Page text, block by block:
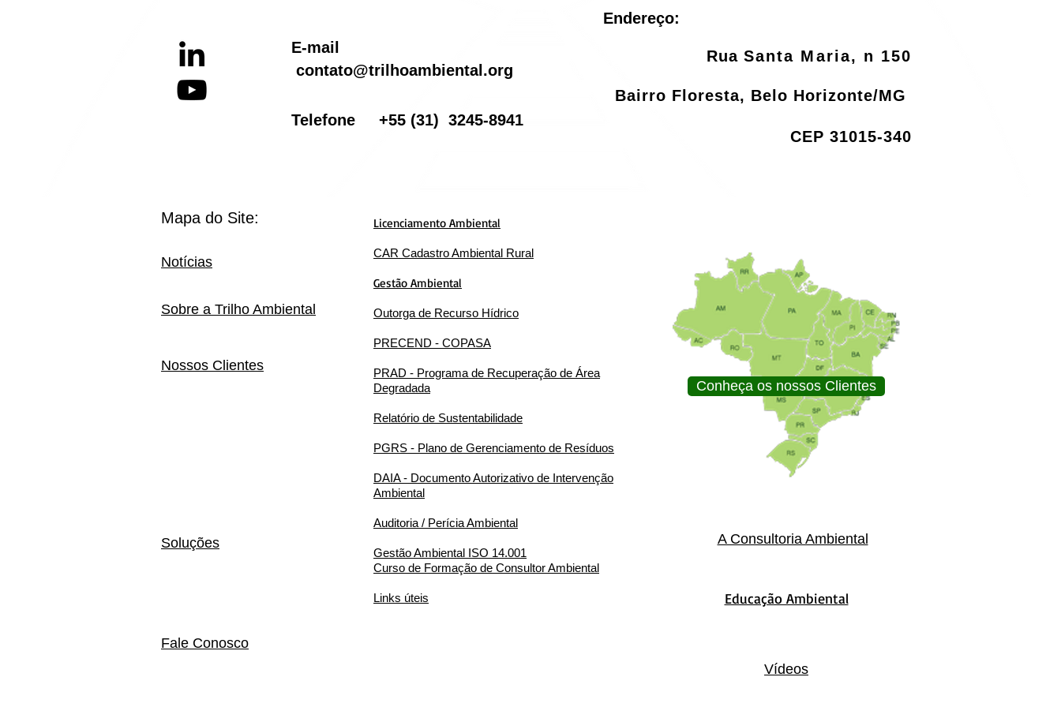
E-mail
contato@trilhoambiental.org
Telefone +55 (31) 3245-8941
Endereço:
RuaSanta Maria, n 150
Bairro Floresta, Belo Horizonte/MG
CEP 31015-340
Sobre a Trilho Ambiental
Notícias
Nossos Clientes
Soluções
Mapa do Site: Licenciamento Ambiental
CAR Cadastro Ambiental Rural
Gestão Ambiental
Outorga de Recurso Hídrico
PRECEND - COPASA
PRAD - Programa de Recuperação de Área
Degradada
Relatório de Sustentabilidade
PGRS - Plano de Gerenciamento de Resíduos
DAIA - Documento Autorizativo de Intervenção
Ambiental
Auditoria / Perícia Ambiental
Gestão Ambiental ISO 14.001
Curso de Formação de Consultor Ambiental
Links úteis
Conheça os nossos Clientes
A Consultoria Ambiental
Educação Ambiental
Fale Conosco
Vídeos